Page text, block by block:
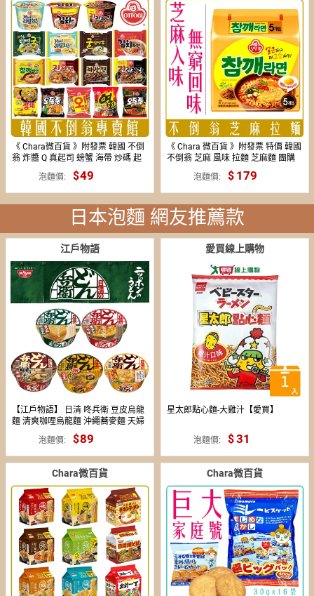
《 Chara微百貨 》附發票 韓國 不倒
翁 炸醬 Q 真起司 螃蟹 海帶 炒碼 起
司 拉麵 烏龍 牡蠣 泡菜 金拉麵
泡麵價 14
49
《 Chara 微百貨 》附發票 特價 韓國
不倒翁 芝麻 風味 拉麵 芝麻麵 團購
泡麵價 179
日本泡麵 網友推薦款
江戶物語
【江戶物語】 日清 咚兵衛 豆皮烏龍
麵 清爽咖哩烏龍麵 沖繩蕎麥麵 天婦
羅蕎麥麵 鴨肉蕎麥麵 蔬菜天婦羅蕎
麥麵 泡麵泡麵價 59
89
愛買線上購物
星太郎點心麵-大雞汁【愛買】
泡麵價 31
Chara微百貨 Chara微百貨